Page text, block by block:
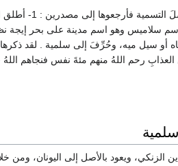
أصل التسمية
أو سيل ميه، وحُرِّفَ إلى سلمية . لقد
العذابِ رحم اللهُ منهم مئةَ نفس فنجاهم
الزنكي، ويعود بالأصل إلى اليونان،